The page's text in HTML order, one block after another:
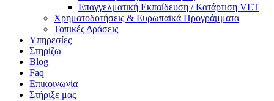
Επαγγελματική Εκπαίδευση / Κατάρτιση VET
Χρηματοδοτήσεις & Ευρωπαϊκά Προγράμματα
Τοπικές Δράσεις
Υπηρεσίες
Στηρίζω
Blog
Faq
Επικοινωνία
Στήριξε μας